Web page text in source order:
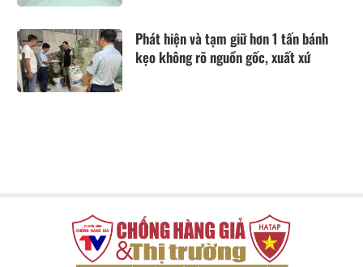
Phát hiện và tạm giữ hơn 1 tấn bánh
kẹo không rõ nguồn gốc, xuất xứ